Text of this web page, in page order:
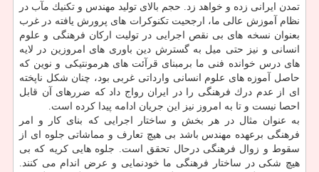
تمدن ایرانی زده و خواهد زد. حجم بالای تولید مهندس و تكنیك مآب در
نظام آموزش عالی ما، ارجحیت تكنوكرات های پرورش یافته در غرب
بعنوان نسخه های بی نقص اجرایی در تولیت اركان فرهنگی و علوم
انسانی و نیز حتی میل به گسترش دین باوری های امروزین در لایه
های درس خوانده فنی ما برمبنای قرآئت های هرمونتیكی و نوین كه
حاصل آموزه های علوم انسانی وارداتی غربی بود، چنان شكل ناپخته
ای از عدم درك فرهنگی را در ایران رواج داد كه ضررهای آن قابل
احصا نیست و تا به امروز نیز این جریان ادامه پیدا كرده است.
به عنوان مثال در هر بخش و ساختار اجرایی كه بنای كار و امر
فرهنگی برعهده مهندس باشد بی هیچ تعارف و مماشاتی جلوه ای از
سقوط و زوال فرهنگی درحال تحقق است. جلوه هایی كریه كه بی
هیچ شكی در ساختار فرهنگی ما خودنمایی و عرض اندام می كنند.